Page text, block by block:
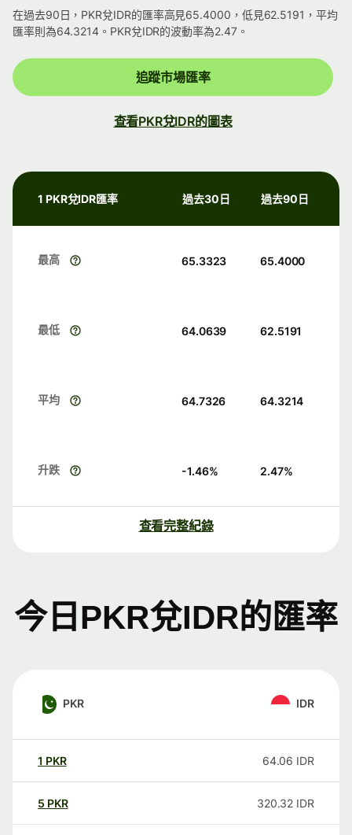
在過去90日，PKR兌IDR的匯率高見65.4000，低見62.5191，平均
匯率則為64.3214。PKR兌IDR的波動率為2.47。
追蹤市場匯率
查看PKR兌IDR的圖表
1 PKR兌IDR匯率 過去30日 過去90日
最高 65.3323 65.4000
最低 64.0639 62.5191
平均 64.7326 64.3214
升跌 -1.46% 2.47%
查看完整紀錄
今日PKR兌IDR的匯率
PKR IDR
1 PKR 64.06 IDR
5 PKR 320.32 IDR